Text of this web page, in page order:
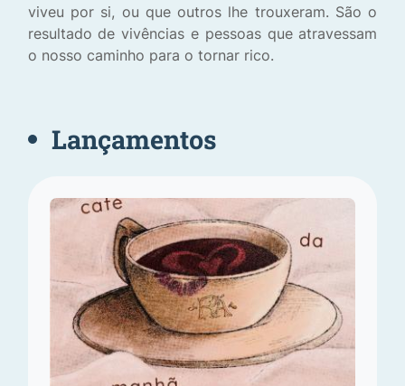
viveu por si, ou que outros lhe trouxeram. São o
resultado de vivências e pessoas que atravessam
o nosso caminho para o tornar rico.
Lançamentos